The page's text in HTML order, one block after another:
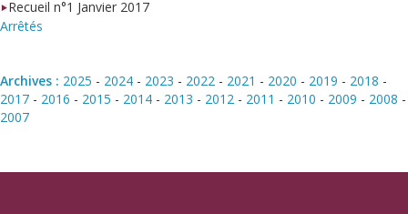
Recueil n°1 Janvier 2017
Arrêtés
Archives : 2025 - 2024 - 2023 - 2022 - 2021 - 2020 - 2019 - 2018 -
2017 - 2016 - 2015 - 2014 - 2013 - 2012 - 2011 - 2010 - 2009 - 2008 -
2007